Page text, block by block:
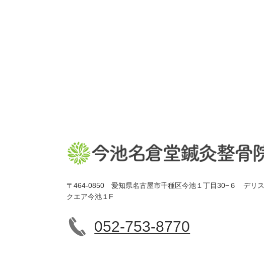
〒464-0850 愛知県名古屋市千種区今池１丁目30−６ デリス
クエア今池１F
052-753-8770